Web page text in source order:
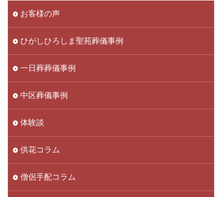
お客様の声
ひがしひろしま聖苑葬儀事例
一日葬葬儀事例
中区葬儀事例
体験談
供花コラム
僧侶手配コラム